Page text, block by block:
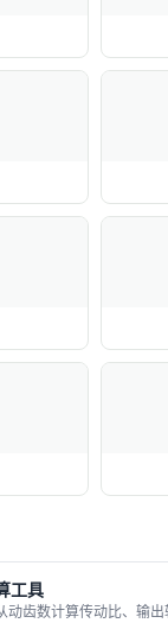
工具
动齿数计算传动比、输出